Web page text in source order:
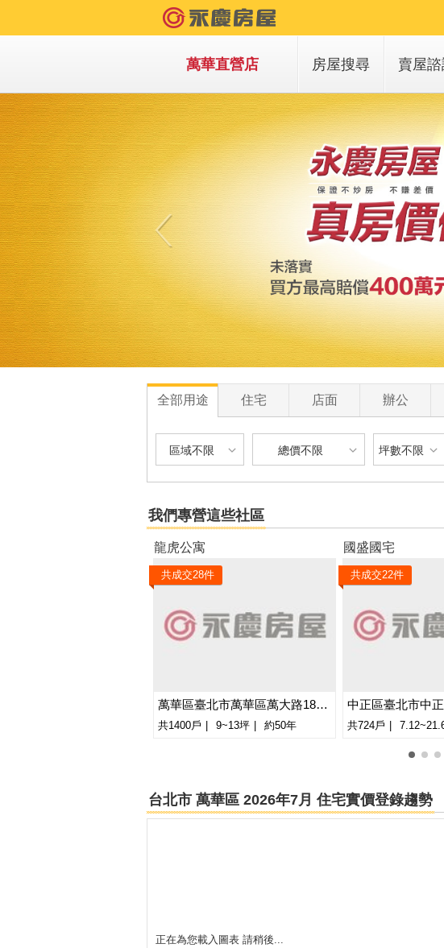
萬華直營店 房屋搜尋
買房子
租房子
賣屋諮
全部用途 住宅 店面 辦公
區域不限
台北市-萬華區
新北市-三重區
總價不限
900 萬以下
1200 萬 - 1500 萬
1500 萬 - 2500 萬
萬
坪數不限
坪數不
30 坪
我們專營這些社區
龍虎公寓
萬華區臺北市萬華區萬大路187巷
共1400戶 9~13坪 約50年
共成交28件
國盛國宅
中正區臺北市中
共724戶
共成交22件
台北市 萬華區 2026年7月 住宅實價登錄趨勢
正在為您載入圖表 請稍後...